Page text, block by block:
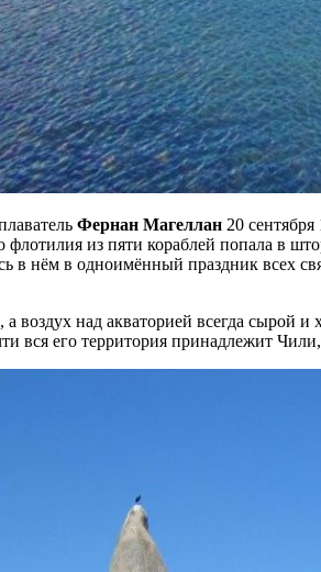
Фернан Магеллан 20
флотилия из пяти кораблей попала
в нём в одноимённый праздник всех
воздух над акваторией всегда сырой
вся его территория принадлежит